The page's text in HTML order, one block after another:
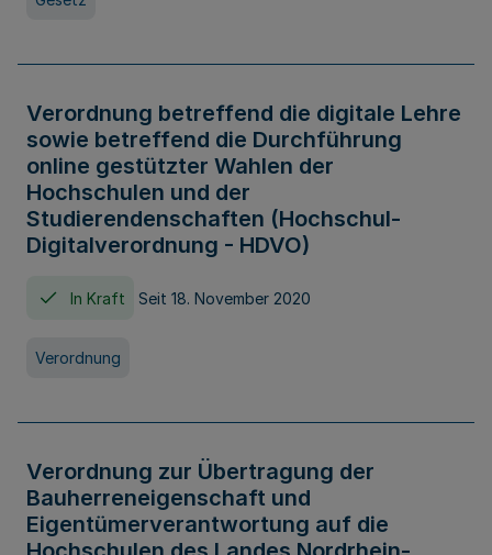
Verordnung betreffend die digitale Lehre
sowie betreffend die Durchführung
online gestützter Wahlen der
Hochschulen und der
Studierendenschaften (Hochschul-
Digitalverordnung - HDVO)
In Kraft Seit 18. November 2020
Verordnung
Verordnung zur Übertragung der
Bauherreneigenschaft und
Eigentümerverantwortung auf die